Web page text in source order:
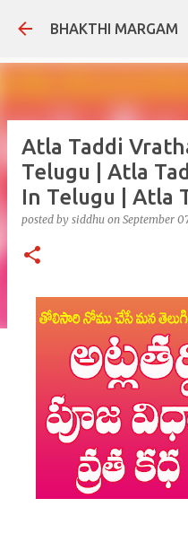
Skip to
BHAKTHI MARGAM
Atla Taddi
Telugu | Atla
In Telugu | Atla
posted by siddhu on September